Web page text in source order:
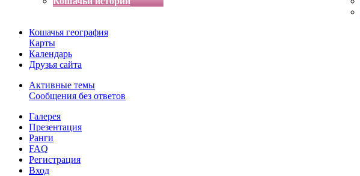
Кошачья география
Карты
Календарь
Друзья сайта
Активные темы
Сообщения без ответов
Галерея
Презентация
Ранги
FAQ
Регистрация
Вход